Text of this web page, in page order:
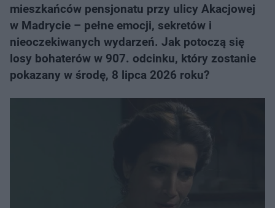
mieszkańców pensjonatu przy ulicy Akacjowej
w Madrycie – pełne emocji, sekretów i
nieoczekiwanych wydarzeń. Jak potoczą się
losy bohaterów w 907. odcinku, który zostanie
pokazany w środę, 8 lipca 2026 roku?